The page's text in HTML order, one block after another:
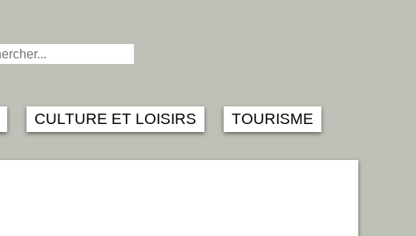
CULTURE ET LOISIRS
TOURISME